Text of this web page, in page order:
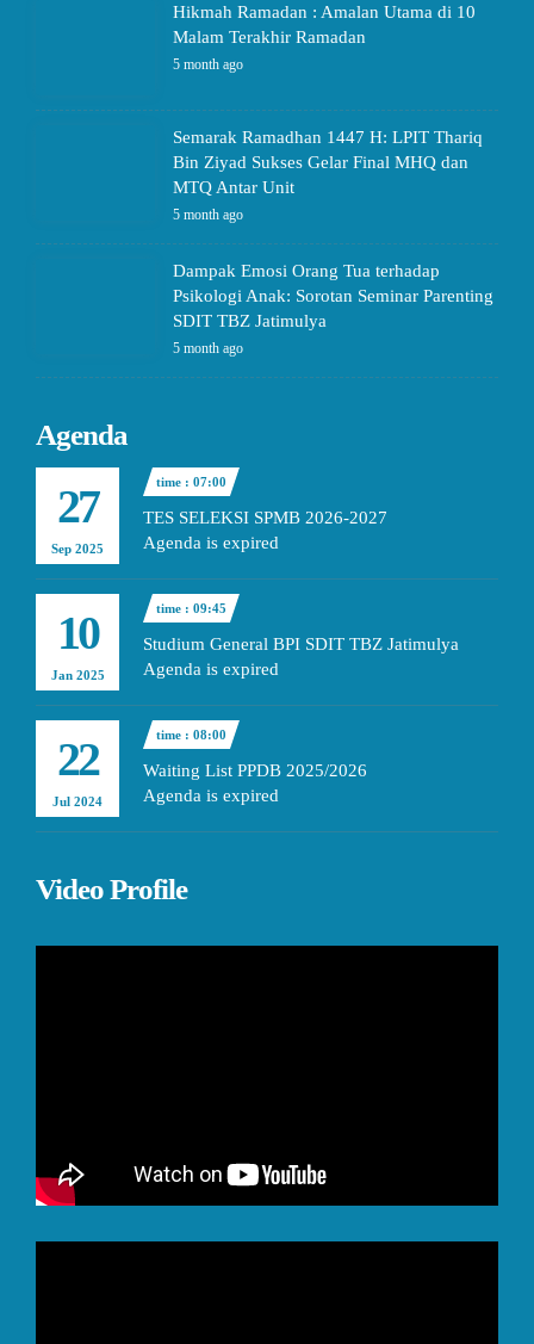
Hikmah Ramadan : Amalan Utama di 10
Malam Terakhir Ramadan
5 month ago
Semarak Ramadhan 1447 H: LPIT Thariq
Bin Ziyad Sukses Gelar Final MHQ dan
MTQ Antar Unit
5 month ago
Dampak Emosi Orang Tua terhadap
Psikologi Anak: Sorotan Seminar Parenting
SDIT TBZ Jatimulya
5 month ago
Agenda
27
Sep 2025
time : 07:00
TES SELEKSI SPMB 2026-2027
Agenda is expired
10
Jan 2025
time : 09:45
Studium General BPI SDIT TBZ Jatimulya
Agenda is expired
22
Jul 2024
time : 08:00
Waiting List PPDB 2025/2026
Agenda is expired
Video Profile